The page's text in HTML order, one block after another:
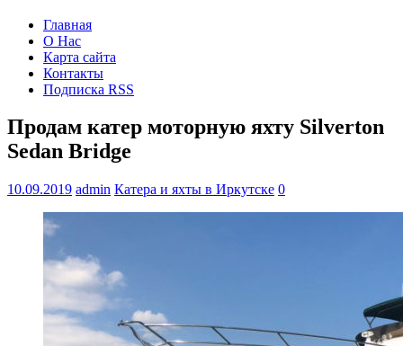
Главная
О Нас
Карта сайта
Контакты
Подписка RSS
Продам катер моторную яхту Silverton
Sedan Bridge
10.09.2019 admin Катера и яхты в Иркутске 0